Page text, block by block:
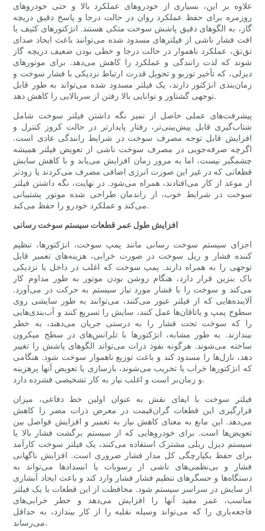
علاوه بر این، بسیاری از خودروهای عملکرد بالا و حتی خودروهای
روزمره برای حفظ عملکرد روان در حالت درجا و پاسخ دقیق دریچه
گاز، به الگوهای دقیق پاشش سوخت متکی هستند. انژکتورهای کثیف یا
افت فشار ناشی از فیلترهای مسدود شده می‌توانند باعث ایجاد صدای
تق‌تق، عملکرد ناهموار در حالت درجا و خطی بودن ضعیف دریچه گاز
شوند که لذت رانندگی و عملکرد را کاهش می‌دهد. برای موتورهای
دیزلی، که تأخیر توربو و تحویل قدرت ارتباط نزدیکی با فشار سوخت و
زمان‌بندی انژکتور دارند، یک فیلتر مسدود شده می‌تواند به طور قابل
توجهی گشتاور و توانایی بالا رفتن از سربالایی را کاهش دهد.
پیشرفت‌های عملی حاصل از تمیز نگه داشتن فیلتر سوخت شامل
شتاب‌گیری قابل پیش‌بینی‌تر، رفتار پایدارتر در حالت کروز کنترل و
افزایش قابل توجه مصرف سوخت در شرایط رانندگی عادی است.
اگرچه صرفه‌جویی در مصرف سوخت ناشی از تعویض فیلتر همیشه
چشمگیر نیست، اما به مرور زمان افزایش می‌یابد و با کاهش سایش
قطعاتی که در غیر این صورت انرژی اضافی مصرف می‌کردند یا زودتر
از موعد از کار می‌افتادند، همراه می‌شود. در نهایت، نگه داشتن فیلتر
سوخت در شرایط خوب، از راندمان طراحی شده موتور پشتیبانی
می‌کند و عملکرد خودرو را حفظ می‌کند.
افزایش طول عمر قطعات سیستم سوخت رسانی
اجزای سیستم سوخت رسانی مانند پمپ سوخت، انژکتورها، تنظیم
کننده فشار و ریل سوخت در صورت خرابی، هزینه‌های تعمیر قابل
توجهی را به همراه دارند. پمپ سوخت که اغلب در داخل یا نزدیکی
باک بنزین قرار دارد، هنگام روشن بودن موتور به طور مداوم کار
می‌کند و سوخت را با فشار مورد نیاز سیستم به حرکت در می‌آورد.
آلاینده‌هایی که از فیلتر عبور می‌کنند، می‌توانند به طور سایشی روی
سطوح پمپ و یاتاقان‌ها عمل کنند، سایش را تسریع کنند و آب‌بندی‌هایی
را که سوخت تحت فشار را به درستی جریان می‌دهند، به خطر
بیندازند. به طور مشابه، انژکتورها با تلرانس‌های در سطح میکرون
ساخته می‌شوند. هرگونه نفوذ ذرات می‌تواند الگوهای پاشش را تغییر
دهد، نازل‌ها را مسدود کند و باعث توزیع ناهموار سوخت شود. هنگامی
که انژکتورها خراب یا تخریب می‌شوند، بازسازی یا تعویض آنها پرهزینه
و زمان‌بر است و اغلب نیاز به کار تشخیصی فشرده دارد.
فیلتر سوخت با ایفای نقش به عنوان اولین خط دفاعی، میزان
قرارگیری این قطعات گران‌قیمت در معرض ذرات مضر را کاهش
می‌دهد. این مانع به معنای کاهش نیاز به تعمیر و افزایش فواصل بین
تعویض‌ها است. برای خودروهایی که از سیستم برگشت فشار بالا یا
سیستم دیزل ریلی مشترک استفاده می‌کنند، یک فیلتر سوخت کارآمد
برای حفظ یکپارچگی کل مدار فشار ضروری است. افزایش ناگهانی
فشار و بی‌نظمی‌های ناشی از رسوبات یا انسدادها می‌تواند به
دستگاه‌ها و حسگرهای تنظیم فشار فشار وارد کند و باعث ایجاد آبشاری
از سایش در سراسر سیستم شود. محافظت از این قطعات با یک فیلتر
مناسب، عمر مفید آنها را افزایش می‌دهد و خطر خرابی‌های
فاجعه‌باری را که می‌تواند وسیله نقلیه را از کار بیندازد، به حداقل
می‌رساند.